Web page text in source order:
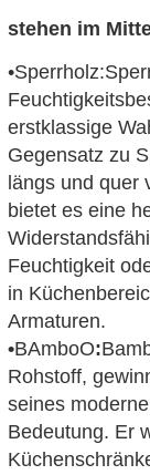
stehen im
•Sperrholz:
erstklassige
Gegensatz zu
längs und quer
bietet es eine
Feuchtigkeit
in
Armaturen.
•BAmboO:
Rohstoff,
seines
Bedeutung. Er